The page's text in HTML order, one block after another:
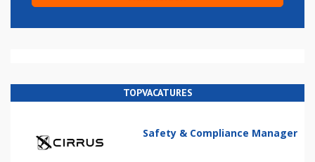
TOPVACATURES
Safety & Compliance Manager